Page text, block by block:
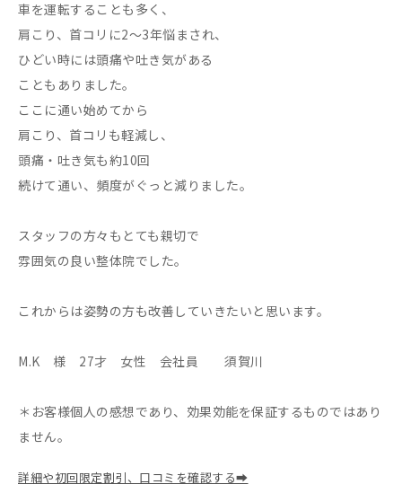
車を運転することも多く、
肩こり、首コリに2～3年悩まされ、
ひどい時には頭痛や吐き気がある
こともありました。
ここに通い始めてから
肩こり、首コリも軽減し、
頭痛・吐き気も約10回
続けて通い、頻度がぐっと減りました。
スタッフの方々もとても親切で
雰囲気の良い整体院でした。
これからは姿勢の方も改善していきたいと思います。
M.K 様 27才 女性 会社員 須賀川
＊お客様個人の感想であり、効果効能を保証するものではあり
ません。
詳細や初回限定割引、口コミを確認する➡